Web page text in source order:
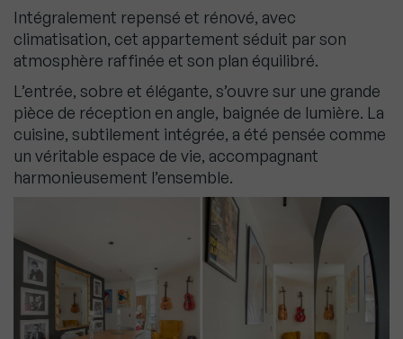
Intégralement repensé et rénové, avec
climatisation, cet appartement séduit par son
atmosphère raffinée et son plan équilibré.
L’entrée, sobre et élégante, s’ouvre sur une grande
pièce de réception en angle, baignée de lumière. La
cuisine, subtilement intégrée, a été pensée comme
un véritable espace de vie, accompagnant
harmonieusement l’ensemble.